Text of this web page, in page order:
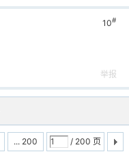
10#
举报
... 200 / 200 页